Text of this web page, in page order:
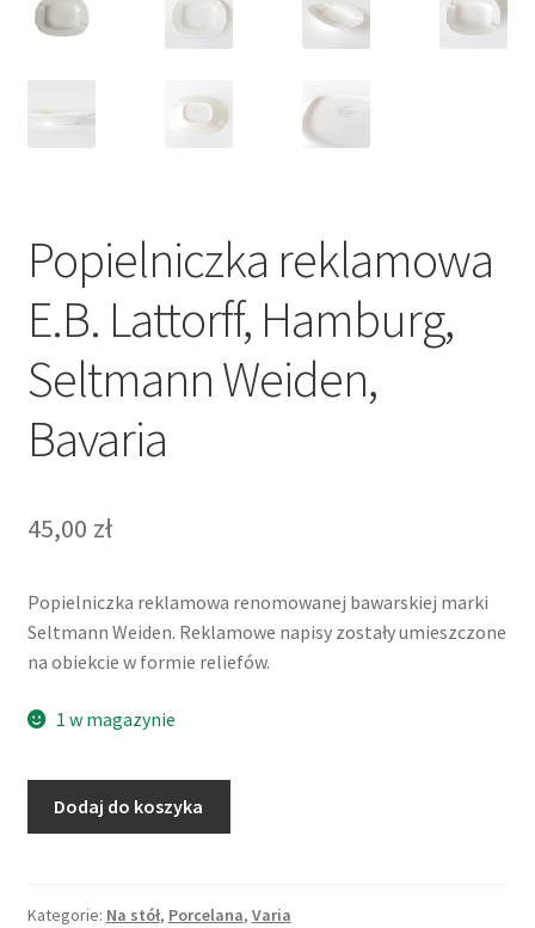
Popielniczka reklamowa
E.B. Lattorff, Hamburg,
Seltmann Weiden,
Bavaria
45,00 zł
Popielniczka reklamowa renomowanej bawarskiej marki
Seltmann Weiden. Reklamowe napisy zostały umieszczone
na obiekcie w formie reliefów.
1 w magazynie
Popielniczka
Lattorff,
Dodaj do koszyka
Kategorie: Na stół, Porcelana, Varia